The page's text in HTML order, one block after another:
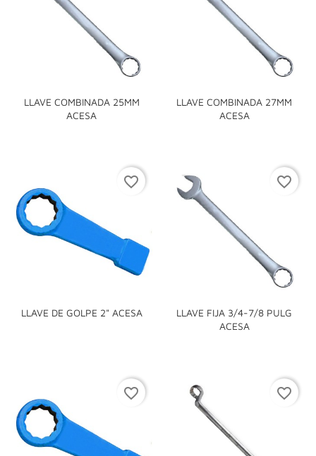
LLAVE COMBINADA 25MM
ACESA
LLAVE COMBINADA 27MM
ACESA
LLAVE DE GOLPE 2" ACESA
favorite_border
LLAVE FIJA 3/4-7/8 PULG
ACESA
favorite_border
favorite_border favorite_border